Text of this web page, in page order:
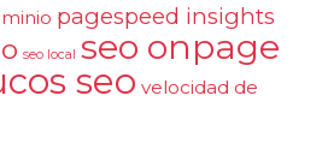
pagespeed insights
seo local seo onpage
seo velocidad de